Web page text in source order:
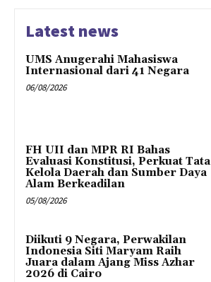
Latest news
UMS Anugerahi Mahasiswa
Internasional dari 41 Negara
06/08/2026
FH UII dan MPR RI Bahas
Evaluasi Konstitusi, Perkuat Tata
Kelola Daerah dan Sumber Daya
Alam Berkeadilan
05/08/2026
Diikuti 9 Negara, Perwakilan
Indonesia Siti Maryam Raih
Juara dalam Ajang Miss Azhar
2026 di Cairo